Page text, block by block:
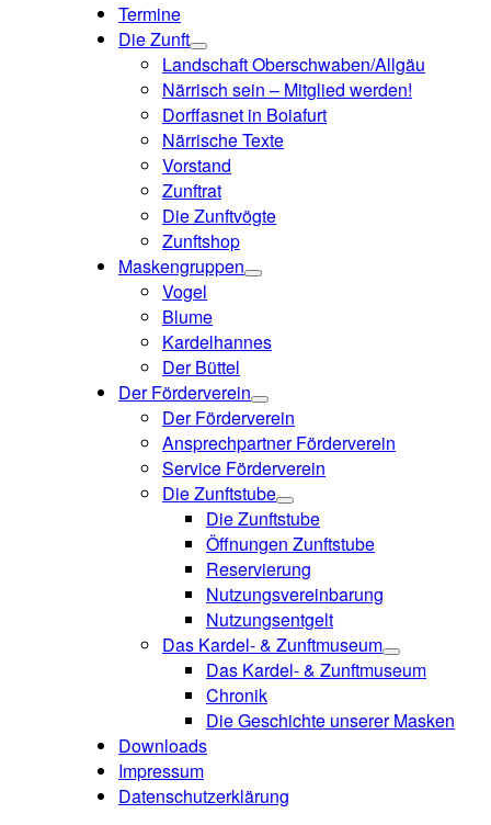
Termine
Die Zunft
Landschaft Oberschwaben/Allgäu
Närrisch sein – Mitglied werden!
Dorffasnet in Boiafurt
Närrische Texte
Vorstand
Zunftrat
Die Zunftvögte
Zunftshop
Maskengruppen
Vogel
Blume
Kardelhannes
Der Büttel
Der Förderverein
Der Förderverein
Ansprechpartner Förderverein
Service Förderverein
Die Zunftstube
Die Zunftstube
Öffnungen Zunftstube
Reservierung
Nutzungsvereinbarung
Nutzungsentgelt
Das Kardel- & Zunftmuseum
Das Kardel- & Zunftmuseum
Chronik
Die Geschichte unserer Masken
Downloads
Impressum
Datenschutzerklärung